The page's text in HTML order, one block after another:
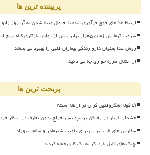
پربیننده ترین ها
ارتباط غذاهای فوق فرآوری شده با احتمال مبتلا شدن به آرتروز زانو
سرعت گرمایش زمین ۵هزار برابر بیش از توان سازگاری گیاه برنج است
روش غذا بعنوان دارو زندگی بیماران قلبی را بهبود می بخشد
از اختلال هرزه خواری چه می دانید
پربحث ترین ها
آیا کولا آشکروفتین گران تر از طلا است؟
هشدار تارتار در رختکن پرسپولیس اخراج بدون تعارف در انتظار
سفارش های طب ایرانی برای تقویت شیرمادر و سلامت نوزاد
نهنگ های قاتل باردیگر به یک قایق حمله کردند